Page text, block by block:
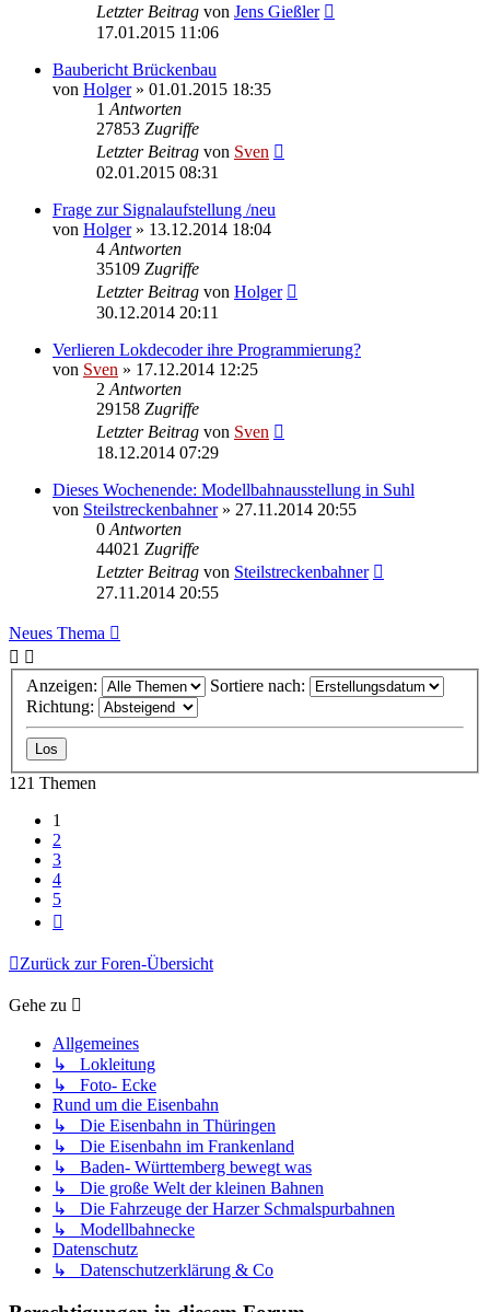
Letzter Beitrag von Jens Gießler
17.01.2015 11:06
Baubericht Brückenbau
von Holger» 01.01.2015 18:35
1 Antworten
27853 Zugriffe
Letzter Beitrag von Sven
02.01.2015 08:31
Frage zur Signalaufstellung /neu
von Holger» 13.12.2014 18:04
4 Antworten
35109 Zugriffe
Letzter Beitrag von Holger
30.12.2014 20:11
Verlieren Lokdecoder ihre Programmierung?
von Sven » 17.12.2014 12:25
2 Antworten
29158 Zugriffe
Letzter Beitrag von Sven
18.12.2014 07:29
Dieses Wochenende: Modellbahnausstellung in Suhl
von Steilstreckenbahner» 27.11.2014 20:55
0 Antworten
44021 Zugriffe
Letzter Beitrag von Steilstreckenbahner
27.11.2014 20:55
Neues Thema
Anzeigen:
Sortiere nach:
Richtung:
121 Themen
1
2
3
4
5
Zurück zur Foren-Übersicht
Gehe zu
Allgemeines
↳ Lokleitung
↳ Foto- Ecke
Rund um die Eisenbahn
↳ Die Eisenbahn in Thüringen
↳ Die Eisenbahn im Frankenland
↳ Baden- Württemberg bewegt was
↳ Die große Welt der kleinen Bahnen
↳ Die Fahrzeuge der Harzer Schmalspurbahnen
↳ Modellbahnecke
Datenschutz
↳ Datenschutzerklärung & Co